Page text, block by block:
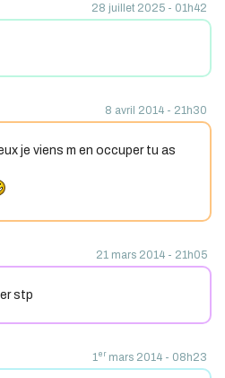
28 juillet 2025 - 01h42
8 avril 2014 - 21h30
je viens m en occuper tu as
21 mars 2014 - 21h05
stp
1 ermars 2014 - 08h23